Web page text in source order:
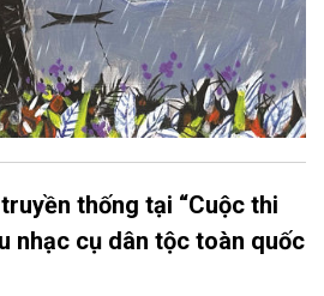
thống tại “Cuộc thi
nhạc cụ dân tộc toàn quốc